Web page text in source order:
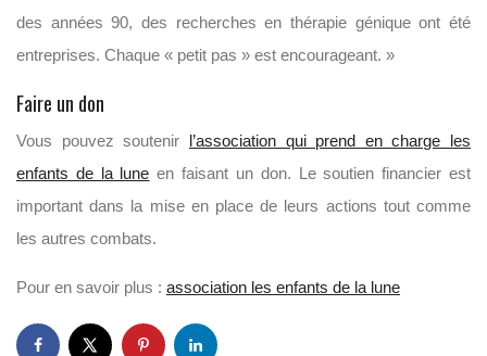
des années 90, des recherches en thérapie génique ont été
entreprises. Chaque « petit pas » est encourageant. »
Faire un don
Vous pouvez soutenir l’association qui prend en charge les
enfants de la lune en faisant un don. Le soutien financier est
important dans la mise en place de leurs actions tout comme
les autres combats.
Pour en savoir plus : association les enfants de la lune